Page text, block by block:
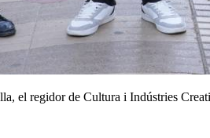
el regidor de Cultura i Indústries